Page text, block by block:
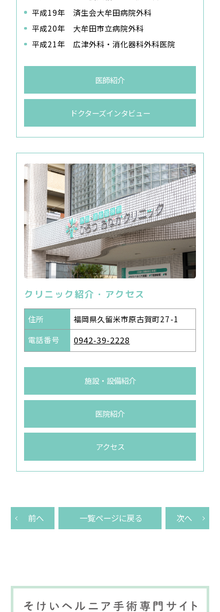
平成19年 済生会大牟田病院外科
平成20年 大牟田市立病院外科
平成21年 広津外科・消化器科外科医院
医師紹介
ドクターズインタビュー
クリニック紹介・アクセス
住所
福岡県久留米市原古賀町27-1
電話番号
0942-39-2228
施設・設備紹介
医院紹介
アクセス
前へ 一覧ページに戻る 次へ